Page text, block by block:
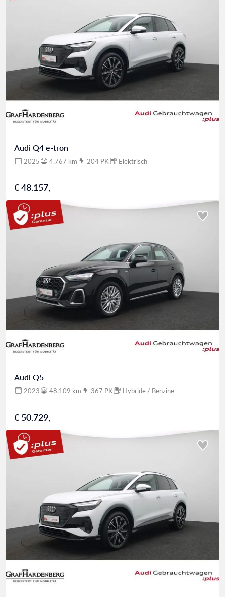
Audi Q4 e-tron
2025 4.767 km 204 PK Elektrisch
€ 48.157,-
Audi Q5
2023 48.109 km 367 PK Hybride / Benzine
€ 50.729,-